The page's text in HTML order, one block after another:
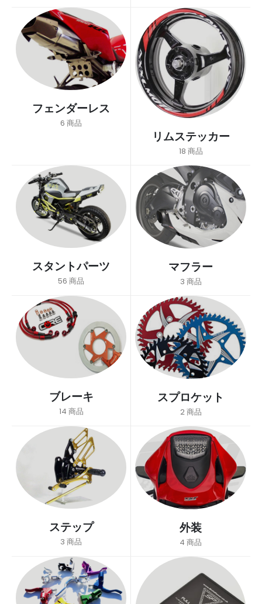
フェンダーレス
6 商品
リムステッカー
18 商品
スタントパーツ
56 商品
マフラー
3 商品
ブレーキ
14 商品
スプロケット
2商品
ステップ
3 商品
外装
4 商品